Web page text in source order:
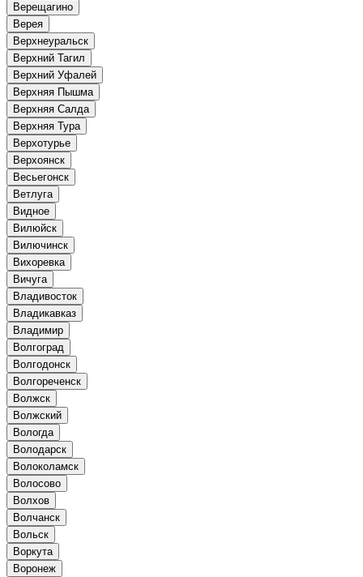
Верещагино
Верея
Верхнеуральск
Верхний Тагил
Верхний Уфалей
Верхняя Пышма
Верхняя Салда
Верхняя Тура
Верхотурье
Верхоянск
Весьегонск
Ветлуга
Видное
Вилюйск
Вилючинск
Вихоревка
Вичуга
Владивосток
Владикавказ
Владимир
Волгоград
Волгодонск
Волгореченск
Волжск
Волжский
Вологда
Володарск
Волоколамск
Волосово
Волхов
Волчанск
Вольск
Воркута
Воронеж